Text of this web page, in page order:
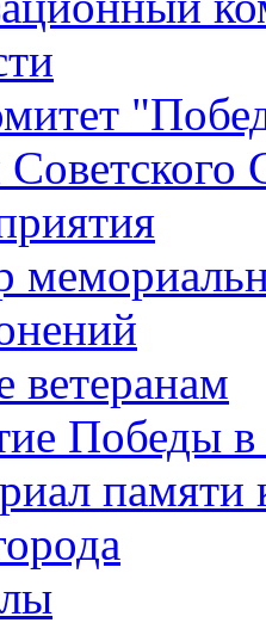
Советского
ветеранам
Победы
памяти